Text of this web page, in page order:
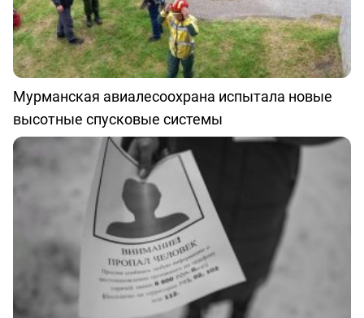
Мурманская авиалесоохрана испытала новые
высотные спусковые системы